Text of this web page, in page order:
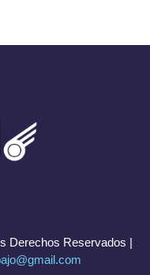
Derechos Reservados |